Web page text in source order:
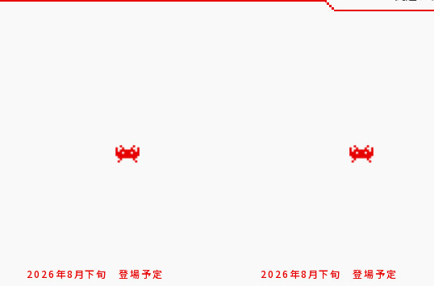
2026年8月下旬 登場予定 2026年8月下旬 登場予定